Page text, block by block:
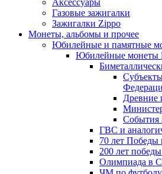
Газовые зажигалки
Зажигалки Zippo
Монеты, альбомы и прочее
Юбилейные и памятные
Юбилейные монеты
Древние
События
ГВС и
70 лет
200 лет
Олимпиада в